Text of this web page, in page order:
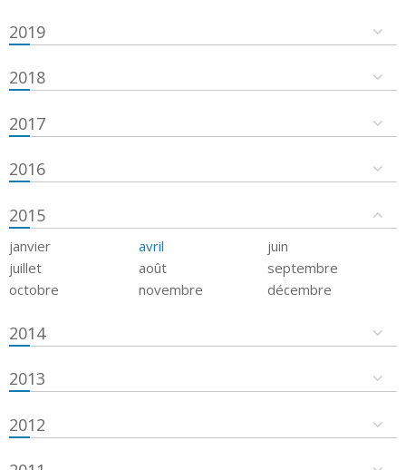
2019
2018
2017
2016
2015
janvier avril
juin
juillet
août
septembre
octobre
novembre décembre
2014
2013
2012